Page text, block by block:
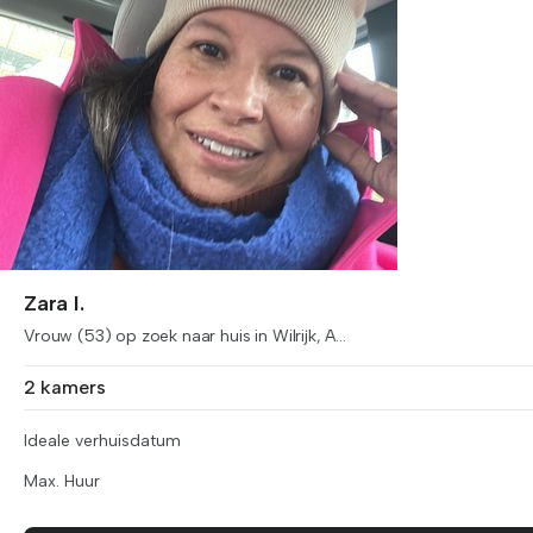
Zara I.
Vrouw (53) op zoek naar huis in Wilrijk, A...
2 kamers
Ideale verhuisdatum
Max. Huur